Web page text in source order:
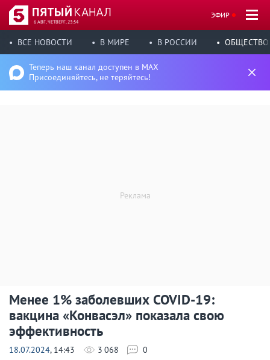
6 АВГ, ЧЕТВЕРГ, 23:54
ЭФИР
ВСЕ НОВОСТИ В МИРЕ В РОССИИ ОБЩЕСТВО
Теперь наш канал доступен в MAX
Присоединяйтесь, не теряйтесь!
Менее 1% заболевших COVID-19:
вакцина «Конвасэл» показала свою
эффективность
18.07.2024, 14:43 3 068 0